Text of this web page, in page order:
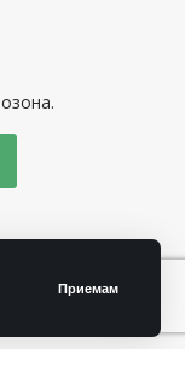
Приемам
ни